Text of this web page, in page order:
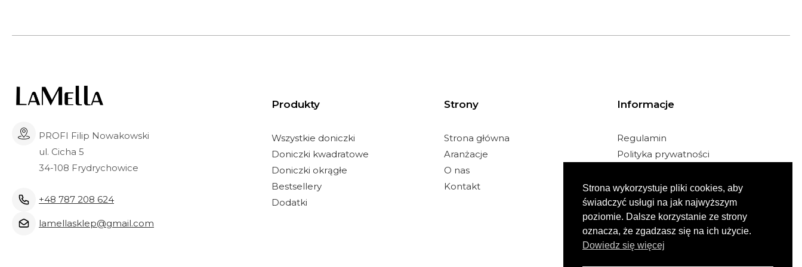
PROFI Filip Nowakowski
ul. Cicha 5
34-108 Frydrychowice
+48 787 208 624
lamellasklep@gmail.com
Produkty
Wszystkie doniczki
Doniczki kwadratowe
Doniczki okrągłe
Bestsellery
Dodatki
Strony
Strona główna
Aranżacje
O nas
Kontakt
Informacje
Regulamin
Polityka prywatności
Instagram
Strona wykorzystuje pliki cookies, aby
świadczyć usługi na jak najwyższym
poziomie. Dalsze korzystanie ze strony
oznacza, że zgadzasz się na ich użycie.
Dowiedz się więcej